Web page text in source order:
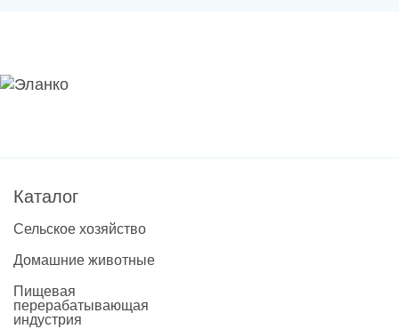
Каталог
Сельское хозяйство
Домашние животные
Пищевая
перерабатывающая
индустрия